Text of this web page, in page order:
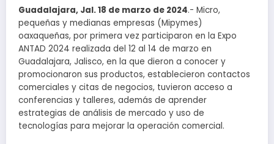
Guadalajara, Jal. 18 de marzo de 2024.- Micro,
pequeñas y medianas empresas (Mipymes)
oaxaqueñas, por primera vez participaron en la Expo
ANTAD 2024 realizada del 12 al 14 de marzo en
Guadalajara, Jalisco, en la que dieron a conocer y
promocionaron sus productos, establecieron contactos
comerciales y citas de negocios, tuvieron acceso a
conferencias y talleres, además de aprender
estrategias de análisis de mercado y uso de
tecnologías para mejorar la operación comercial.